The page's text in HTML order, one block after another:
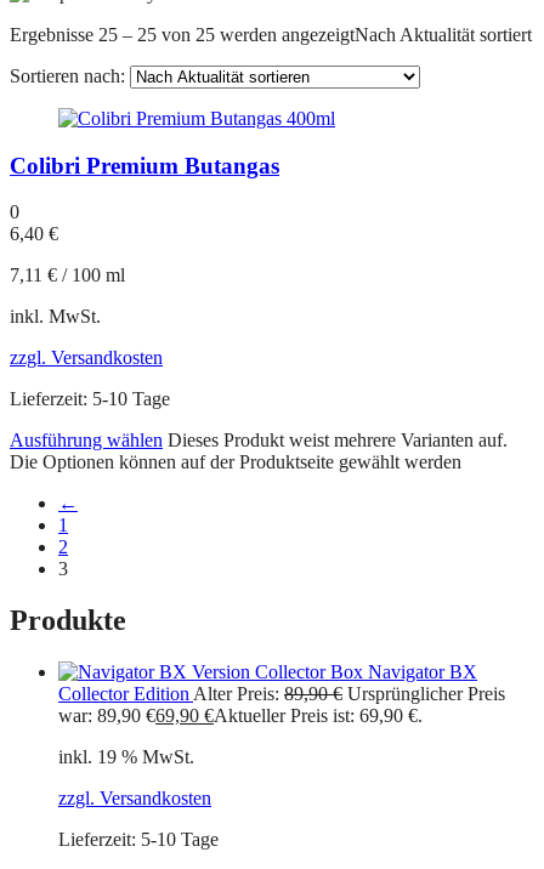
Ergebnisse 25 – 25 von 25 werden angezeigtNach Aktualität sortiert
Sortieren nach:
Colibri Premium Butangas
0
6,40 €
7,11 € / 100 ml
inkl. MwSt.
zzgl. Versandkosten
Lieferzeit: 5-10 Tage
Ausführung wählen Dieses Produkt weist mehrere Varianten auf.
Die Optionen können auf der Produktseite gewählt werden
←
1
2
3
Produkte
Navigator BX
Collector Edition Alter Preis: 89,90€ Ursprünglicher Preis
war: 89,90 €69,90 €Aktueller Preis ist: 69,90 €.
inkl. 19 % MwSt.
zzgl. Versandkosten
Lieferzeit: 5-10 Tage